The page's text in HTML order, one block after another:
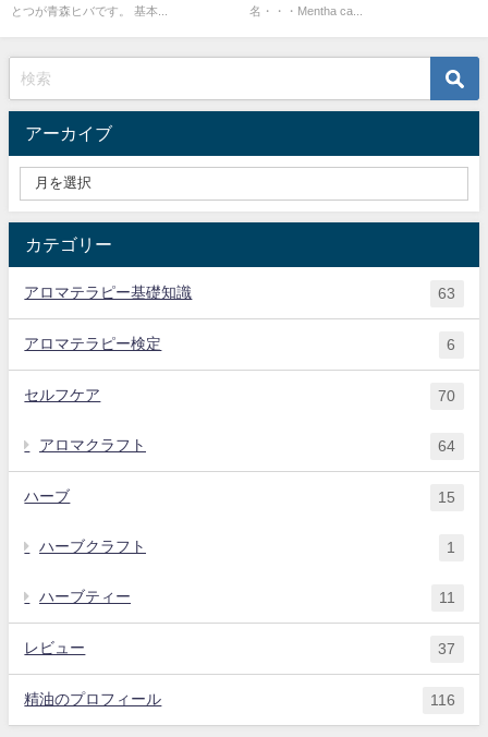
とつが青森ヒバです。 基本...
名・・・Mentha ca...
アーカイブ
カテゴリー
アロマテラピー基礎知識 63
アロマテラピー検定 6
セルフケア 70
アロマクラフト 64
ハーブ 15
ハーブクラフト 1
ハーブティー 11
レビュー 37
精油のプロフィール 116